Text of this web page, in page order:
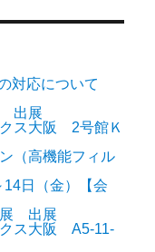
対応について
出展
ス大阪 2号館Ｋ
（高機能フィル
14日（金）【会
出展
ス大阪 A5-11-